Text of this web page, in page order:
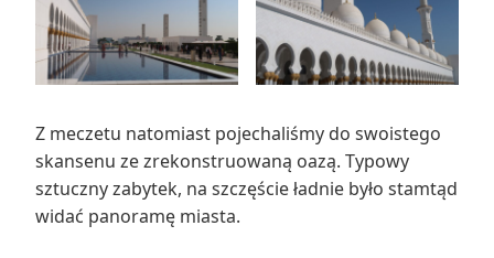
Z meczetu natomiast pojechaliśmy do swoistego
skansenu ze zrekonstruowaną oazą. Typowy
sztuczny zabytek, na szczęście ładnie było stamtąd
widać panoramę miasta.